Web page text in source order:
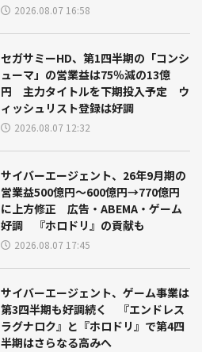
2026.08.07 16:58
セガサミーHD、第1四半期の「コンシ
ューマ」の営業益は75％減の13億
円 主力タイトルを下期投入予定 ウ
ィッシュリスト登録は好調
2026.08.07 12:32
サイバーエージェント、26年9月期の
営業益500億円～600億円→770億円
に上方修正 広告・ABEMA・ゲーム
好調 『ホロドリ』の貢献も
2026.08.07 17:45
サイバーエージェント、ゲーム事業は
第3四半期も好調続く 『エンドレス
ラグナロク』と『ホロドリ』で第4四
半期はさらなる高みへ